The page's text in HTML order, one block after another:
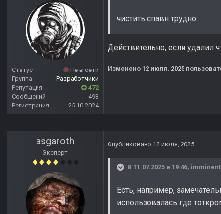
Статус
Не в сети
Группа
Разработчики
Репутация
472
Сообщений
493
Регистрация
25.10.2024
чистить спавн трудно.
Действительно, если удалил
Изменено 12 июля, 2025
asgaroth
Эксперт
Опубликовано 12 июля, 2025
В 11.07.2025 в 19:46, imminent
Есть, например,
использовалась где